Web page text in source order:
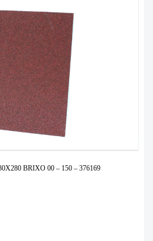
BRIXO 00 – 150 – 376169